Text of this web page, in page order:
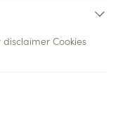
disclaimer Cookies